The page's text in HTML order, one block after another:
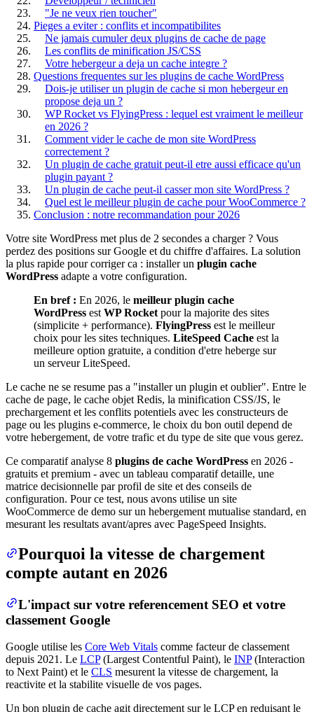
"Je ne veux rien toucher"
Pieges a eviter : conflits et incompatibilites
Ne jamais cumuler deux plugins de cache de page
Les conflits de minification JS/CSS
Votre hebergeur a deja un cache integre ?
Questions frequentes sur les plugins de cache WordPress
Dois-je utiliser un plugin de cache si mon hebergeur en
propose deja un ?
WP Rocket vs FlyingPress : lequel est vraiment le meilleur
en 2026 ?
Comment vider le cache de mon site WordPress
correctement ?
Un plugin de cache gratuit peut-il etre aussi efficace qu'un
plugin payant ?
Un plugin de cache peut-il casser mon site WordPress ?
Quel est le meilleur plugin de cache pour WooCommerce ?
Conclusion : notre recommandation pour 2026
Votre site WordPress met plus de 2 secondes a charger ? Vous
perdez des positions sur Google et du chiffre d'affaires. La solution
la plus rapide pour corriger ca : installer un plugin cache
WordPress adapte a votre configuration.
En bref : En 2026, le meilleur plugin cache
WordPress est WP Rocket pour la majorite des sites
(simplicite + performance). FlyingPress est le meilleur
choix pour les sites techniques. LiteSpeed Cache est la
meilleure option gratuite, a condition d'etre heberge sur
un serveur LiteSpeed.
Le cache ne se resume pas a "installer un plugin et oublier". Entre le
cache de page, le cache objet Redis, la minification CSS/JS, le
prechargement et les conflits potentiels avec les constructeurs de
page ou les plugins e-commerce, le choix du bon outil depend de
votre hebergement, de votre trafic et du type de site que vous gerez.
Ce comparatif analyse 8 plugins de cache WordPress en 2026 -
gratuits et premium - avec un tableau comparatif detaille, une
matrice decisionnelle par profil de site et des conseils de
configuration. Pour ce test, nous avons utilise un site
WooCommerce de demo sur un hebergement mutualise standard, en
mesurant les resultats avant/apres avec PageSpeed Insights.
Pourquoi la vitesse de chargement
compte autant en 2026
L'impact sur votre referencement SEO et votre
classement Google
Google utilise les Core Web Vitals comme facteur de classement
depuis 2021. Le LCP(Largest Contentful Paint), le INP(Interaction
to Next Paint) et le CLS mesurent la vitesse de chargement, la
reactivite et la stabilite visuelle de vos pages.
Un bon plugin de cache agit directement sur le LCP en reduisant le